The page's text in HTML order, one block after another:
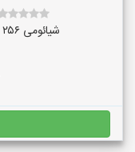
شیائومی Redmi Note 13 ۲۵۶ گیگابایت اصلی